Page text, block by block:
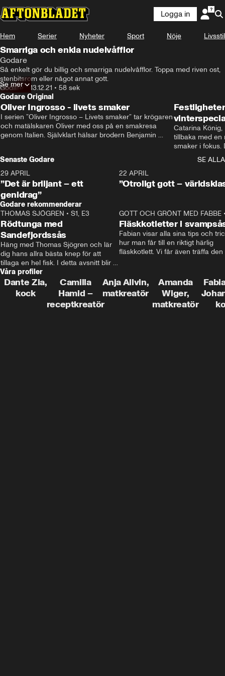
Logga in
Hem Serier Nyheter Sport Nöje Livsstil
Smarriga och enkla nudelvåfflor
Godare
Så enkelt gör du billig och smarriga nudelvåfflor. Toppa med riven ost,
stenbitsrom eller något annat gott.
Godare • 13.12.21 • 58 sek
Se mer
Godare Original
Oliver Ingrosso - livets smaker
I serien ”Oliver Ingrosso – Livets smaker” tar krögaren
och matälskaren Oliver med oss på en smakresa
genom Italien. Självklart hälsar brodern Benjamin
Catarina
tillbaka med en
smaker i fokus.
julfavoriter
Senaste Godare
SE ALLA
29 APRIL
”Det är briljant – ett
genidrag”
22 APRIL
”Otroligt gott –
Godare rekommenderar
THOMAS SJÖGREN • S1, E3
Rödtunga med
Sandefjordssås
Häng med Thomas Sjögren och lär
dig hans allra bästa knep för att
tillaga en hel fisk. I detta avsnitt blir
de helstekt rödtunga med
sandefjordssås och en magisk sallad
på pepparrot och äpple.
GOTT OCH GRÖNT MED FABBE
Fläskkotletter i
Fabian visar alla sina tips och
hur man får till en riktigt härlig
fläskkotlett. Vi får även träffa den
grisbonde på Gotland.
Våra profiler
Dante Zia,
kock
Camilla
Hamid –
receptkreatör
Anja Allvin,
matkreatör
Amanda
Wiger,
matkreatör